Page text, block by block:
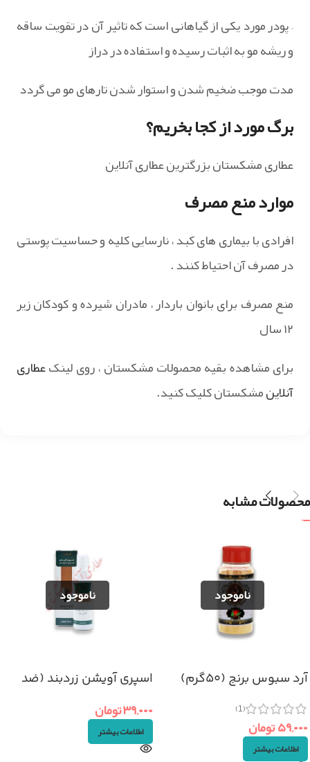
– پودر مورد یکی از گیاهانی است که تاثیر آن در تقویت ساقه
و ریشه مو به اثبات رسیده و استفاده در دراز
مدت موجب ضخیم شدن و استوار شدن تارهای مو می گردد
برگ مورد از کجا بخریم؟
عطاری مشکستان بزرگترین عطاری آنلاین
موارد منع مصرف
افرادی با بیماری های کبد ، نارسایی کلیه و حساسیت پوستی
در مصرف آن احتیاط کنند .
منع مصرف برای بانوان باردار ، مادران شیرده و کودکان زیر
۱۲ سال
برای مشاهده بقیه محصولات مشکستان ، روی لینکعطاری
آنلاینمشکستان کلیک کنید.
محصولات مشابه
آرد سبوس برنج (۵۰گرم)
(1)
۵۹,۰۰۰تومان
اطلاعات بیشتر
اسپری آویشن زردبند (ضد
۳۹,۰۰۰تومان
اطلاعات بیشتر